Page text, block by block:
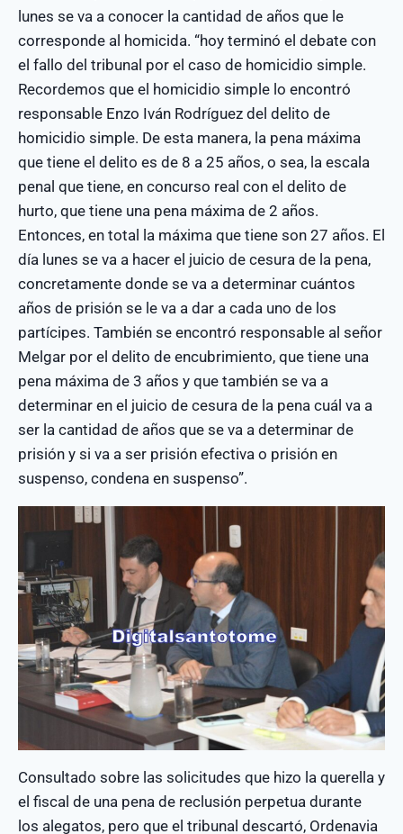
lunes se va a conocer la cantidad de años que le
corresponde al homicida. “hoy terminó el debate con
el fallo del tribunal por el caso de homicidio simple.
Recordemos que el homicidio simple lo encontró
responsable Enzo Iván Rodríguez del delito de
homicidio simple. De esta manera, la pena máxima
que tiene el delito es de 8 a 25 años, o sea, la escala
penal que tiene, en concurso real con el delito de
hurto, que tiene una pena máxima de 2 años.
Entonces, en total la máxima que tiene son 27 años. El
día lunes se va a hacer el juicio de cesura de la pena,
concretamente donde se va a determinar cuántos
años de prisión se le va a dar a cada uno de los
partícipes. También se encontró responsable al señor
Melgar por el delito de encubrimiento, que tiene una
pena máxima de 3 años y que también se va a
determinar en el juicio de cesura de la pena cuál va a
ser la cantidad de años que se va a determinar de
prisión y si va a ser prisión efectiva o prisión en
suspenso, condena en suspenso”.
Consultado sobre las solicitudes que hizo la querella y
el fiscal de una pena de reclusión perpetua durante
los alegatos, pero que el tribunal descartó, Ordenavia